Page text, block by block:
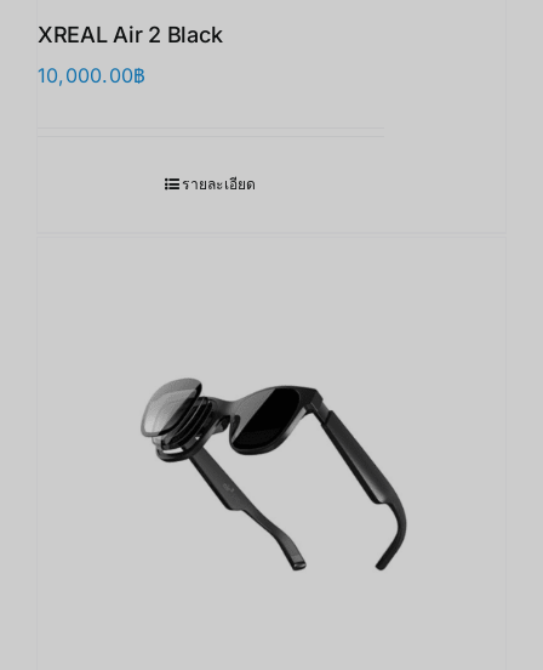
XREAL Air 2 Black
10,000.00฿
รายละเอียด